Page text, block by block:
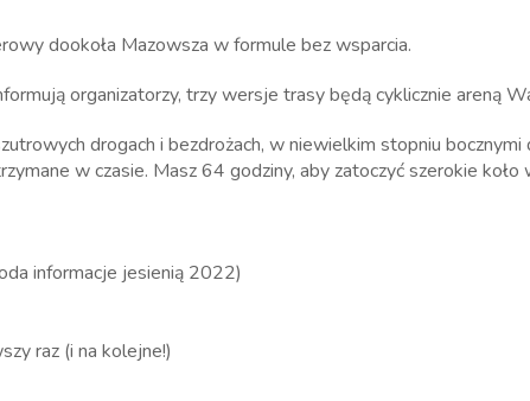
dookoła Mazowsza w formule bez wsparcia.
organizatorzy, trzy wersje trasy będą cyklicznie areną
drogach i bezdrożach, w niewielkim stopniu bocznymi
w czasie. Masz 64 godziny, aby zatoczyć szerokie
informacje jesienią 2022)
raz (i na kolejne!)